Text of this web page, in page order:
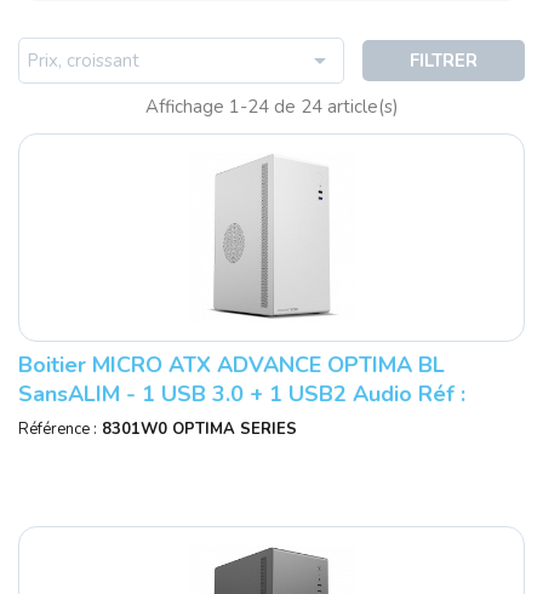
Prix, croissant 
FILTRER
Affichage 1-24 de 24 article(s)
Boitier MICRO ATX ADVANCE OPTIMA BL
SansALIM - 1 USB 3.0 + 1 USB2 Audio Réf :
8301W0 - OPTIMA SERIES BLANC.
Référence : 8301W0 OPTIMA SERIES